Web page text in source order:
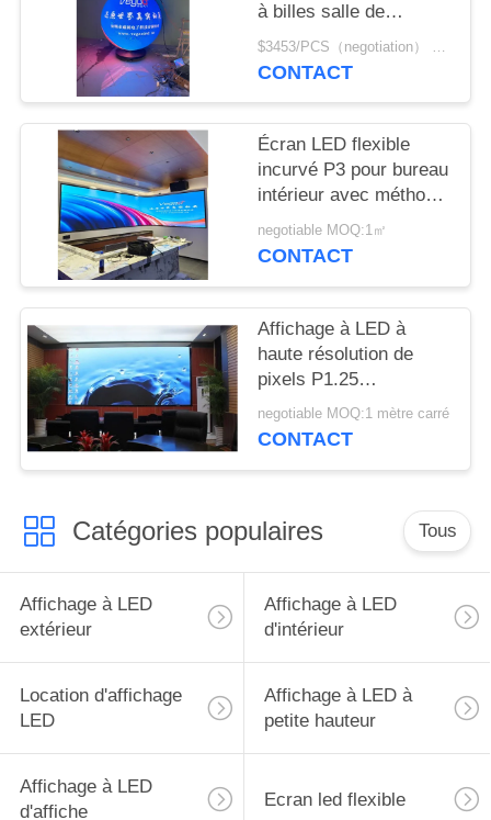
PLAN
DU
SITE
PRIVACY
POLICY
à billes salle de
conférence exposition
art show
$3453/PCS（negotiation） MOQ:1 pièces
CONTACT
Écran LED flexible
incurvé P3 pour bureau
intérieur avec méthode
de balayage 1/20 S
personnalisable
negotiable MOQ:1㎡
CONTACT
Affichage à LED à
haute résolution de
pixels P1.25
600*337.5mm
negotiable MOQ:1 mètre carré
CONTACT
Catégories populaires Tous
Affichage à LED
extérieur
Affichage à LED
d'intérieur
Location d'affichage
LED
Affichage à LED à
petite hauteur
Affichage à LED
d'affiche
Ecran led flexible